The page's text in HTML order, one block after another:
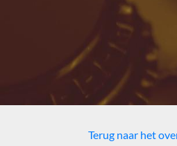
Terug naar het